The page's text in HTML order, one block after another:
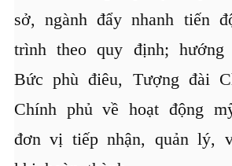
sở, ngành đẩy nhanh tiến
trình theo quy định;
Bức phù điêu, Tượng đài
Chính phủ về hoạt động
đơn vị tiếp nhận, quản lý,